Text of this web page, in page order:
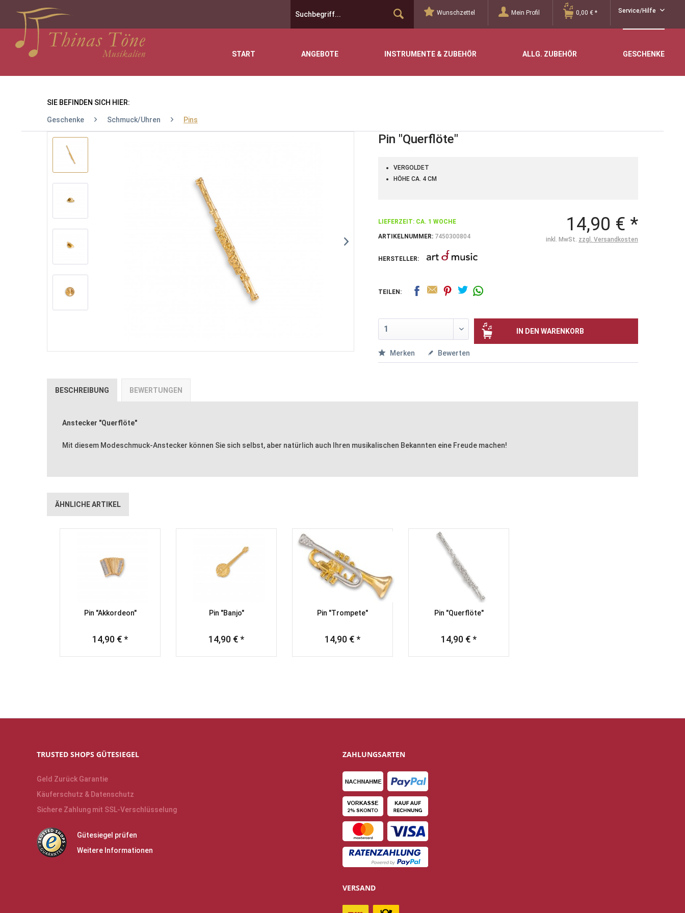
Service/Hilfe
Wunschzettel Mein Profil 0,00 € *
START ANGEBOTE INSTRUMENTE & ZUBEHÖR ALLG. ZUBEHÖR GESCHENKE
SIE BEFINDEN SICH HIER:
Geschenke Schmuck/Uhren Pins
Pin "Querflöte"
VERGOLDET
HÖHE CA. 4 CM
LIEFERZEIT: CA. 1 WOCHE
ARTIKELNUMMER: 7450300804
HERSTELLER:
14,90 € *
inkl. MwSt. zzgl. Versandkosten
TEILEN:
IN DEN WARENKORB
Merken Bewerten
BESCHREIBUNG BEWERTUNGEN
Anstecker "Querflöte"
Mit diesem Modeschmuck-Anstecker können Sie sich selbst, aber natürlich auch Ihren musikalischen Bekannten eine Freude machen!
ÄHNLICHE ARTIKEL
Pin "Akkordeon"
14,90 € *
Pin "Banjo"
14,90 € *
Pin "Trompete"
14,90 € *
Pin "Querflöte"
14,90 € *
TRUSTED SHOPS GÜTESIEGEL
Geld Zurück Garantie
Käuferschutz & Datenschutz
Sichere Zahlung mit SSL-Verschlüsselung
Gütesiegel prüfen
Weitere Informationen
ZAHLUNGSARTEN
VERSAND